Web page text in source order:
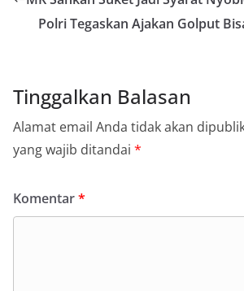
Polri Tegaskan Ajakan Golput
Tinggalkan Balasan
Alamat email Anda tidak akan
yang wajib ditandai *
Komentar*